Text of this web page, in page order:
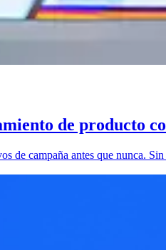
de producto
de campaña antes que nunca.